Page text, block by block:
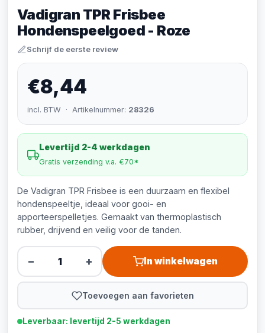
Vadigran TPR Frisbee
Hondenspeelgoed - Roze
Schrijf de eerste review
€8,44
incl. BTW · Artikelnummer: 28326
Levertijd 2-4 werkdagen
Gratis verzending v.a. €70*
De Vadigran TPR Frisbee is een duurzaam en flexibel
hondenspeeltje, ideaal voor gooi- en
apporteerspelletjes. Gemaakt van thermoplastisch
rubber, drijvend en veilig voor de tanden.
− + In winkelwagen
Toevoegen aan favorieten
Leverbaar: levertijd 2-5 werkdagen